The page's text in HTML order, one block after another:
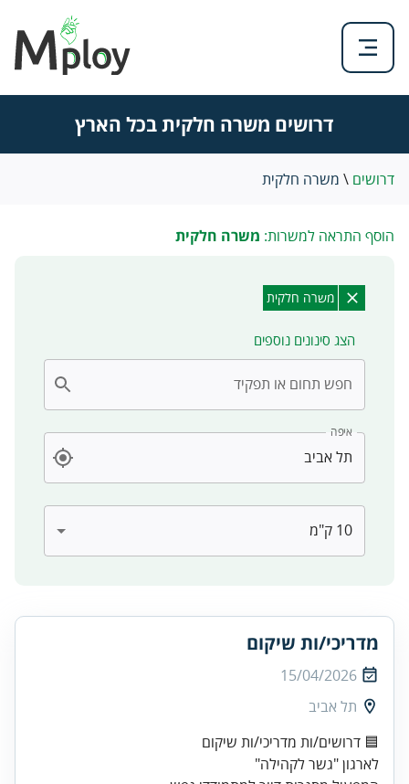
דרושים משרה חלקית בכל הארץ
דרושים \ משרה חלקית
הוסף התראה למשרות: משרה חלקית
משרה חלקית
הצג סינונים נוספים
חפש תחום או תפקיד
איפה
מדריכי/ות שיקום
15/04/2026
תל אביב